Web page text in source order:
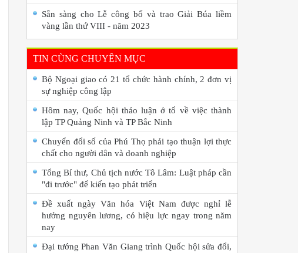
Sẵn sàng cho Lễ công bố và trao Giải Búa liềm
vàng lần thứ VIII - năm 2023
TIN CÙNG CHUYÊN MỤC
Bộ Ngoại giao có 21 tổ chức hành chính, 2 đơn vị
sự nghiệp công lập
Hôm nay, Quốc hội thảo luận ở tổ về việc thành
lập TP Quảng Ninh và TP Bắc Ninh
Chuyển đổi số của Phú Thọ phải tạo thuận lợi thực
chất cho người dân và doanh nghiệp
Tổng Bí thư, Chủ tịch nước Tô Lâm: Luật pháp cần
"đi trước" để kiến tạo phát triển
Đề xuất ngày Văn hóa Việt Nam được nghỉ lễ
hưởng nguyên lương, có hiệu lực ngay trong năm
nay
Đại tướng Phan Văn Giang trình Quốc hội sửa đổi,